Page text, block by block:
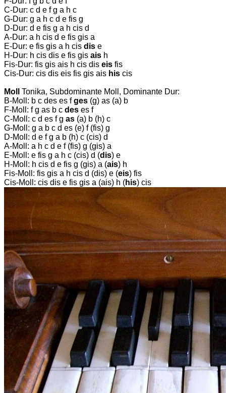
C-Dur: c d e f g a h c
G-Dur: g a h c d e fis g
D-Dur: d e fis g a h cis d
A-Dur: a h cis d e fis gis a
E-Dur: e fis gis a h cis dis e
H-Dur: h cis dis e fis gis ais h
Fis-Dur: fis gis ais h cis dis eis fis
Cis-Dur: cis dis eis fis gis ais his cis
Moll
Tonika, Subdominante Moll, Dominante Dur:
B-Moll: b c des es fges (g) as (a) b
F-Moll: f g as b c des es f
C-Moll: c d es f g as (a) b (h) c
G-Moll: g a b c d es (e) f (fis) g
D-Moll: d e f g a b (h) c (cis) d
A-Moll: a h c d e f (fis) g (gis) a
E-Moll: e fis g a h c (cis) d (dis) e
H-Moll: h cis d e fis g (gis) a (ais) h
Fis-Moll: fis gis a h cis d (dis) e (eis) fis
Cis-Moll: cis dis e fis gis a (ais) h (his) cis